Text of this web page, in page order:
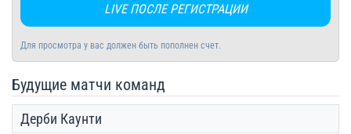
LIVE ПОСЛЕ РЕГИСТРАЦИИ
Для просмотра у вас должен быть пополнен счет.
Будущие матчи команд
Дерби Каунти